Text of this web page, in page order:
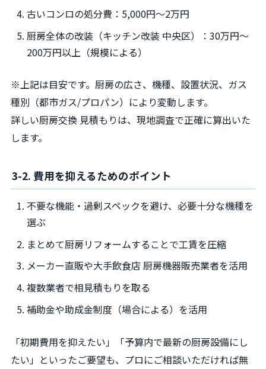
古いコンロの処分費：5,000円～2万円
厨房全体の改装（キッチン改装 中央区）：30万円～
200万円以上（規模による）
※上記は目安です。厨房の広さ、機種、設置状況、ガス
種別（都市ガス/プロパン）により変動します。
詳しい厨房交換 見積もりは、現地調査で正確に算出いた
します。
3-2. 費用を抑えるためのポイント
不要な機能・過剰スペックを避け、必要十分な機種を
選ぶ
まとめて厨房リフォームすることで工賃を圧縮
メーカー直販や大手飲食店 厨房機器販売業者を活用
複数業者で相見積もりを取る
補助金や助成金制度（場合による）を活用
「初期費用を抑えたい」「予算内で最新の厨房設備にし
たい」といったご要望も、プロにご相談いただければ無